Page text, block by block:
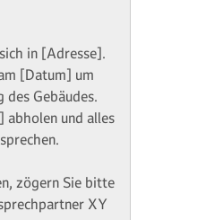
in [Adresse].
[Datum] um
Gebäudes.
und alles
zögern Sie bitte
XY